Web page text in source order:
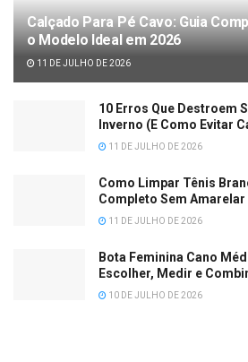
Calçado Para Pé Cavo: Guia
o Modelo Ideal em 2026
11 DE JULHO DE 2026
10 Erros Que Destroem
Inverno (E Como Evitar
11 DE JULHO DE 2026
Como Limpar Tênis
Completo Sem Amarelar
11 DE JULHO DE 2026
Bota Feminina Cano
Escolher, Medir e
10 DE JULHO DE 2026